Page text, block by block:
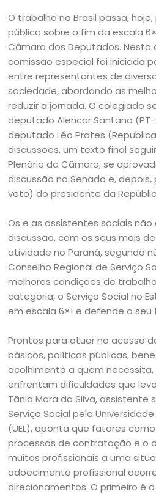
O trabalho no Brasil passa,
público sobre o fim da escala
Câmara dos Deputados.
comissão especial foi iniciada
entre representantes de
sociedade, abordando as
reduzir a jornada. O colegiado
deputado Alencar Santana
deputado Léo Prates
discussões, um texto final
Plenário da Câmara; se
discussão no Senado e,
veto) do presidente da
Os e as assistentes sociais
discussão, com os seus mais
atividade no Paraná, segundo
Conselho Regional de Serviço
melhores condições de
categoria, o Serviço Social no
em escala 6×1 e defende o seu
Prontos para atuar no acesso
básicos, políticas públicas,
acolhimento a quem
enfrentam dificuldades que
Tânia Mara da Silva, assistente
Serviço Social pela
(UEL), aponta que fatores
processos de contratação e o
muitos profissionais a uma
adoecimento profissional
direcionamentos. O primeiro é